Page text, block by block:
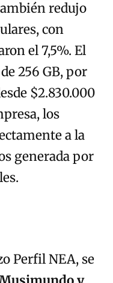
redujo
con
el 7,5%. El
256 GB, por
$2.830.000
los
a la
generada por
Perfil NEA, se